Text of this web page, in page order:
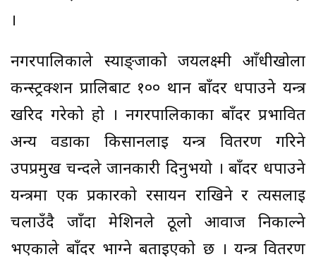
।
नगरपालिकाले स्याङ्जाको जयलक्ष्मी आँधीखोला
कन्स्ट्रक्शन प्रालिबाट १०० थान बाँदर धपाउने यन्त्र
खरिद गरेको हो । नगरपालिकाका बाँदर प्रभावित
अन्य वडाका किसानलाई यन्त्र वितरण गरिने
उपप्रमुख चन्दले जानकारी दिनुभयो । बाँदर धपाउने
यन्त्रमा एक प्रकारको रसायन राखिने र त्यसलाई
चलाउँदै जाँदा मेशिनले ठूलो आवाज निकाल्ने
भएकाले बाँदर भाग्ने बताइएको छ । यन्त्र वितरण